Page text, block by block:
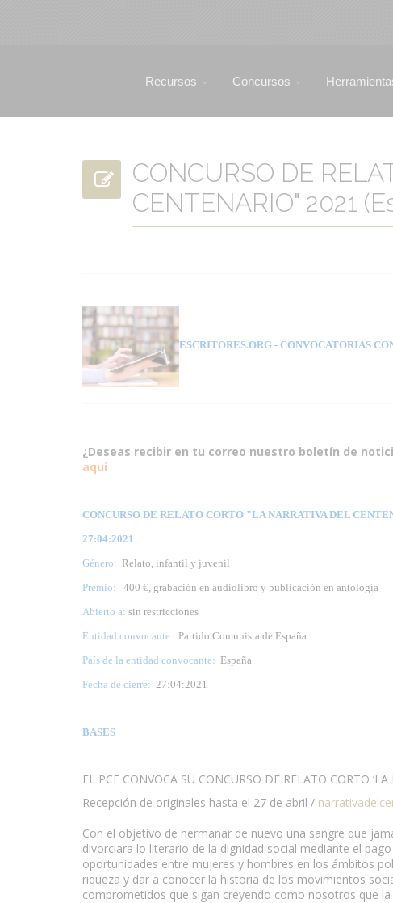
Recursos Concursos
CONCURSO DE
CENTENARIO" 2021
ESCRITORES.ORG - CONVOCATORIAS
¿Deseas recibir en tu correo nuestro boletín de
aqui
CONCURSO DE RELATO CORTO "LA NARRATIVA DEL
27:04:2021
Género: Relato, infantil y juvenil
Premio:
400 €, grabación en audiolibro y publicación en antología
Abierto a: sin restricciones
Entidad convocante: Partido Comunista de España
País de la entidad convocante: España
Fecha de cierre: 27:04:2021
BASES
EL PCE CONVOCA SU CONCURSO DE RELATO CORTO
Recepción de originales hasta el 27 de abril /
Con el objetivo de hermanar de nuevo una sangre que
divorciara lo literario de la dignidad social mediante el
oportunidades entre mujeres y hombres en los ámbitos
riqueza y dar a conocer la historia de los movimientos
comprometidos que sigan creyendo como nosotros que